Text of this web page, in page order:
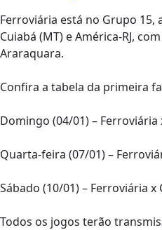
Ferroviária está no Grupo 15,
Cuiabá (MT) e América-RJ,
Araraquara.
Confira a tabela da primeira
Domingo (04/01) – Ferroviária
Quarta-feira (07/01) –
Sábado (10/01) – Ferroviária x
Todos os jogos terão